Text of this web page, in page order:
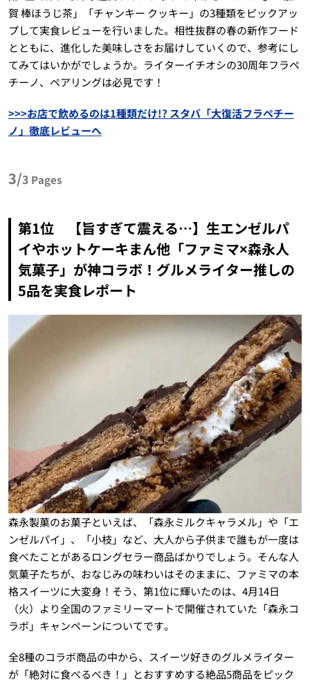
賀 棒ほうじ茶」「チャンキー クッキー」の3種類をピックアッ
プして実食レビューを行いました。相性抜群の春の新作フード
とともに、進化した美味しさをお届けしていくので、参考にし
てみてはいかがでしょうか。ライターイチオシの30周年フラペ
チーノ、ペアリングは必見です！
>>>お店で飲めるのは1種類だけ!? スタバ「大復活フラペチー
ノ」徹底レビューへ
3/3 Pages
第1位 【旨すぎて震える…】生エンゼルパ
イやホットケーキまん他「ファミマ×森永人
気菓子」が神コラボ！グルメライター推しの
5品を実食レポート
森永製菓のお菓子といえば、「森永ミルクキャラメル」や「エ
ンゼルパイ」、「小枝」など、大人から子供まで誰もが一度は
食べたことがあるロングセラー商品ばかりでしょう。そんな人
気菓子たちが、おなじみの味わいはそのままに、ファミマの本
格スイーツに大変身！そう、第1位に輝いたのは、4月14日
（火）より全国のファミリーマートで開催されていた「森永コ
ラボ」キャンペーンについてです。
全8種のコラボ商品の中から、スイーツ好きのグルメライター
が「絶対に食べるべき！」とおすすめする絶品5商品をピック